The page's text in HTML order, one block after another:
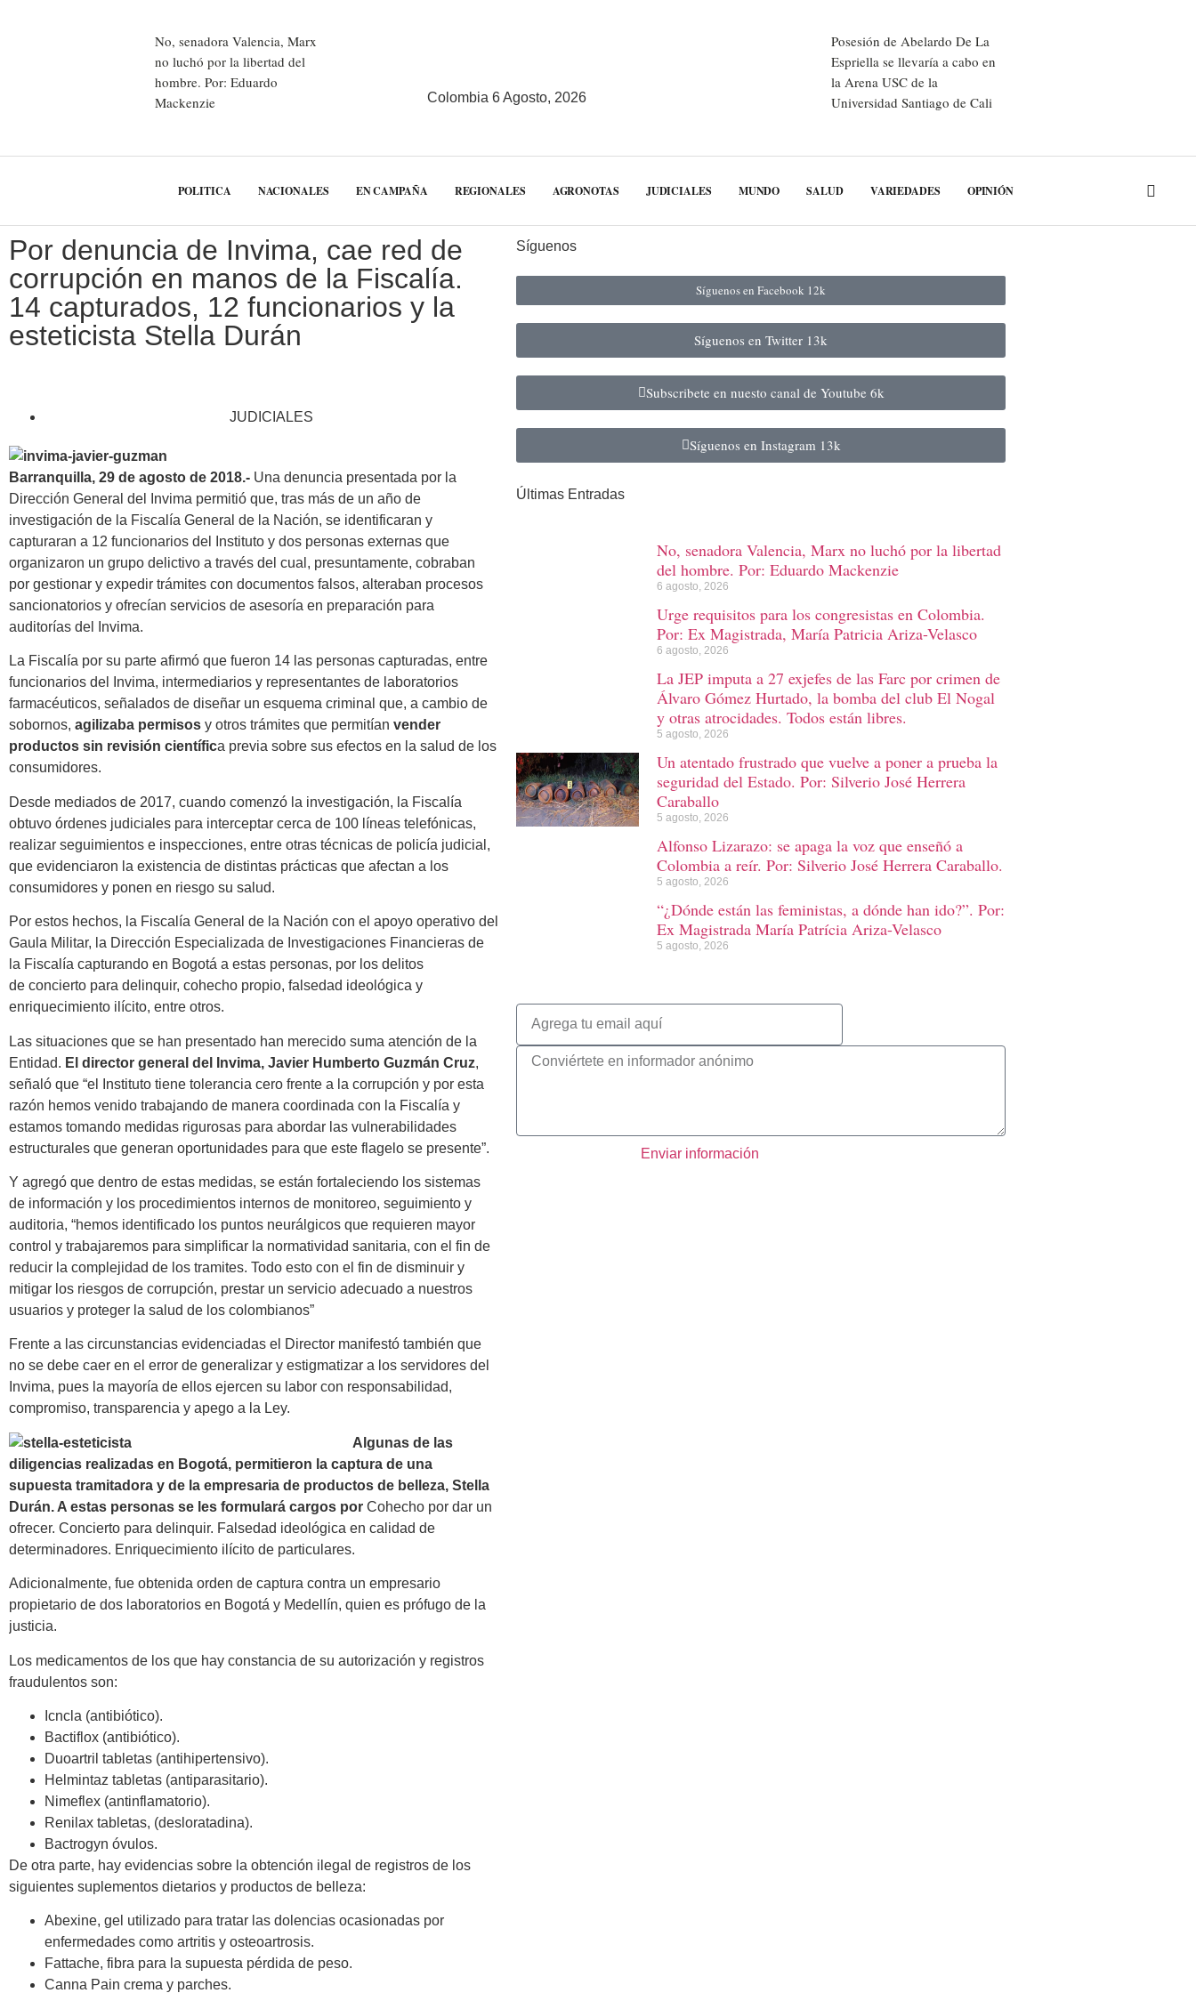
No, senadora Valencia, Marx
no luchó por la libertad del
hombre. Por: Eduardo
Mackenzie
Colombia 6 Agosto, 2026
Posesión de Abelardo De La
Espriella se llevaría a cabo en
la Arena USC de la
Universidad Santiago de Cali
POLITICA NACIONALES EN CAMPAÑA REGIONALES AGRONOTAS JUDICIALES MUNDO SALUD VARIEDADES OPINIÓN
Por denuncia de Invima, cae red de
corrupción en manos de la Fiscalía.
14 capturados, 12 funcionarios y la
esteticista Stella Durán
JUDICIALES
Barranquilla, 29 de agosto de 2018.- Una denuncia presentada por la
Dirección General del Invima permitió que, tras más de un año de
investigación de la Fiscalía General de la Nación, se identificaran y
capturaran a 12 funcionarios del Instituto y dos personas externas que
organizaron un grupo delictivo a través del cual, presuntamente, cobraban
por gestionar y expedir trámites con documentos falsos, alteraban procesos
sancionatorios y ofrecían servicios de asesoría en preparación para
auditorías del Invima.
La Fiscalía por su parte afirmó que fueron 14 las personas capturadas, entre
funcionarios del Invima, intermediarios y representantes de laboratorios
farmacéuticos, señalados de diseñar un esquema criminal que, a cambio de
sobornos, agilizaba permisos y otros trámites que permitían vender
productos sin revisión científica previa sobre sus efectos en la salud de los
consumidores.
Desde mediados de 2017, cuando comenzó la investigación, la Fiscalía
obtuvo órdenes judiciales para interceptar cerca de 100 líneas telefónicas,
realizar seguimientos e inspecciones, entre otras técnicas de policía judicial,
que evidenciaron la existencia de distintas prácticas que afectan a los
consumidores y ponen en riesgo su salud.
Por estos hechos, la Fiscalía General de la Nación con el apoyo operativo del
Gaula Militar, la Dirección Especializada de Investigaciones Financieras de
la Fiscalía capturando en Bogotá a estas personas, por los delitos
de concierto para delinquir, cohecho propio, falsedad ideológica y
enriquecimiento ilícito, entre otros.
Las situaciones que se han presentado han merecido suma atención de la
Entidad. El director general del Invima, Javier Humberto Guzmán Cruz,
señaló que “el Instituto tiene tolerancia cero frente a la corrupción y por esta
razón hemos venido trabajando de manera coordinada con la Fiscalía y
estamos tomando medidas rigurosas para abordar las vulnerabilidades
estructurales que generan oportunidades para que este flagelo se presente”.
Y agregó que dentro de estas medidas, se están fortaleciendo los sistemas
de información y los procedimientos internos de monitoreo, seguimiento y
auditoria, “hemos identificado los puntos neurálgicos que requieren mayor
control y trabajaremos para simplificar la normatividad sanitaria, con el fin de
reducir la complejidad de los tramites. Todo esto con el fin de disminuir y
mitigar los riesgos de corrupción, prestar un servicio adecuado a nuestros
usuarios y proteger la salud de los colombianos”
Frente a las circunstancias evidenciadas el Director manifestó también que
no se debe caer en el error de generalizar y estigmatizar a los servidores del
Invima, pues la mayoría de ellos ejercen su labor con responsabilidad,
compromiso, transparencia y apego a la Ley.
Algunas de las
diligencias realizadas en Bogotá, permitieron la captura de una
supuesta tramitadora y de la empresaria de productos de belleza, Stella
Durán. A estas personas se les formulará cargos por Cohecho por dar un
ofrecer. Concierto para delinquir. Falsedad ideológica en calidad de
determinadores. Enriquecimiento ilícito de particulares.
Adicionalmente, fue obtenida orden de captura contra un empresario
propietario de dos laboratorios en Bogotá y Medellín, quien es prófugo de la
justicia.
Los medicamentos de los que hay constancia de su autorización y registros
fraudulentos son:
Icncla (antibiótico).
Bactiflox (antibiótico).
Duoartril tabletas (antihipertensivo).
Helmintaz tabletas (antiparasitario).
Nimeflex (antinflamatorio).
Renilax tabletas, (desloratadina).
Bactrogyn óvulos.
De otra parte, hay evidencias sobre la obtención ilegal de registros de los
siguientes suplementos dietarios y productos de belleza:
Abexine, gel utilizado para tratar las dolencias ocasionadas por
enfermedades como artritis y osteoartrosis.
Fattache, fibra para la supuesta pérdida de peso.
Canna Pain crema y parches.
Síguenos
Síguenos en Facebook 12k
Síguenos en Twitter 13k
Subscribete en nuesto canal de Youtube 6k
Síguenos en Instagram 13k
Últimas Entradas
No, senadora Valencia, Marx no luchó por la libertad
del hombre. Por: Eduardo Mackenzie
6 agosto, 2026
Urge requisitos para los congresistas en Colombia.
Por: Ex Magistrada, María Patricia Ariza-Velasco
6 agosto, 2026
La JEP imputa a 27 exjefes de las Farc por crimen de
Álvaro Gómez Hurtado, la bomba del club El Nogal
y otras atrocidades. Todos están libres.
5 agosto, 2026
Un atentado frustrado que vuelve a poner a prueba la
seguridad del Estado. Por: Silverio José Herrera
Caraballo
5 agosto, 2026
Alfonso Lizarazo: se apaga la voz que enseñó a
Colombia a reír. Por: Silverio José Herrera Caraballo.
5 agosto, 2026
“¿Dónde están las feministas, a dónde han ido?”. Por:
Ex Magistrada María Patrícia Ariza-Velasco
5 agosto, 2026
Enviar información